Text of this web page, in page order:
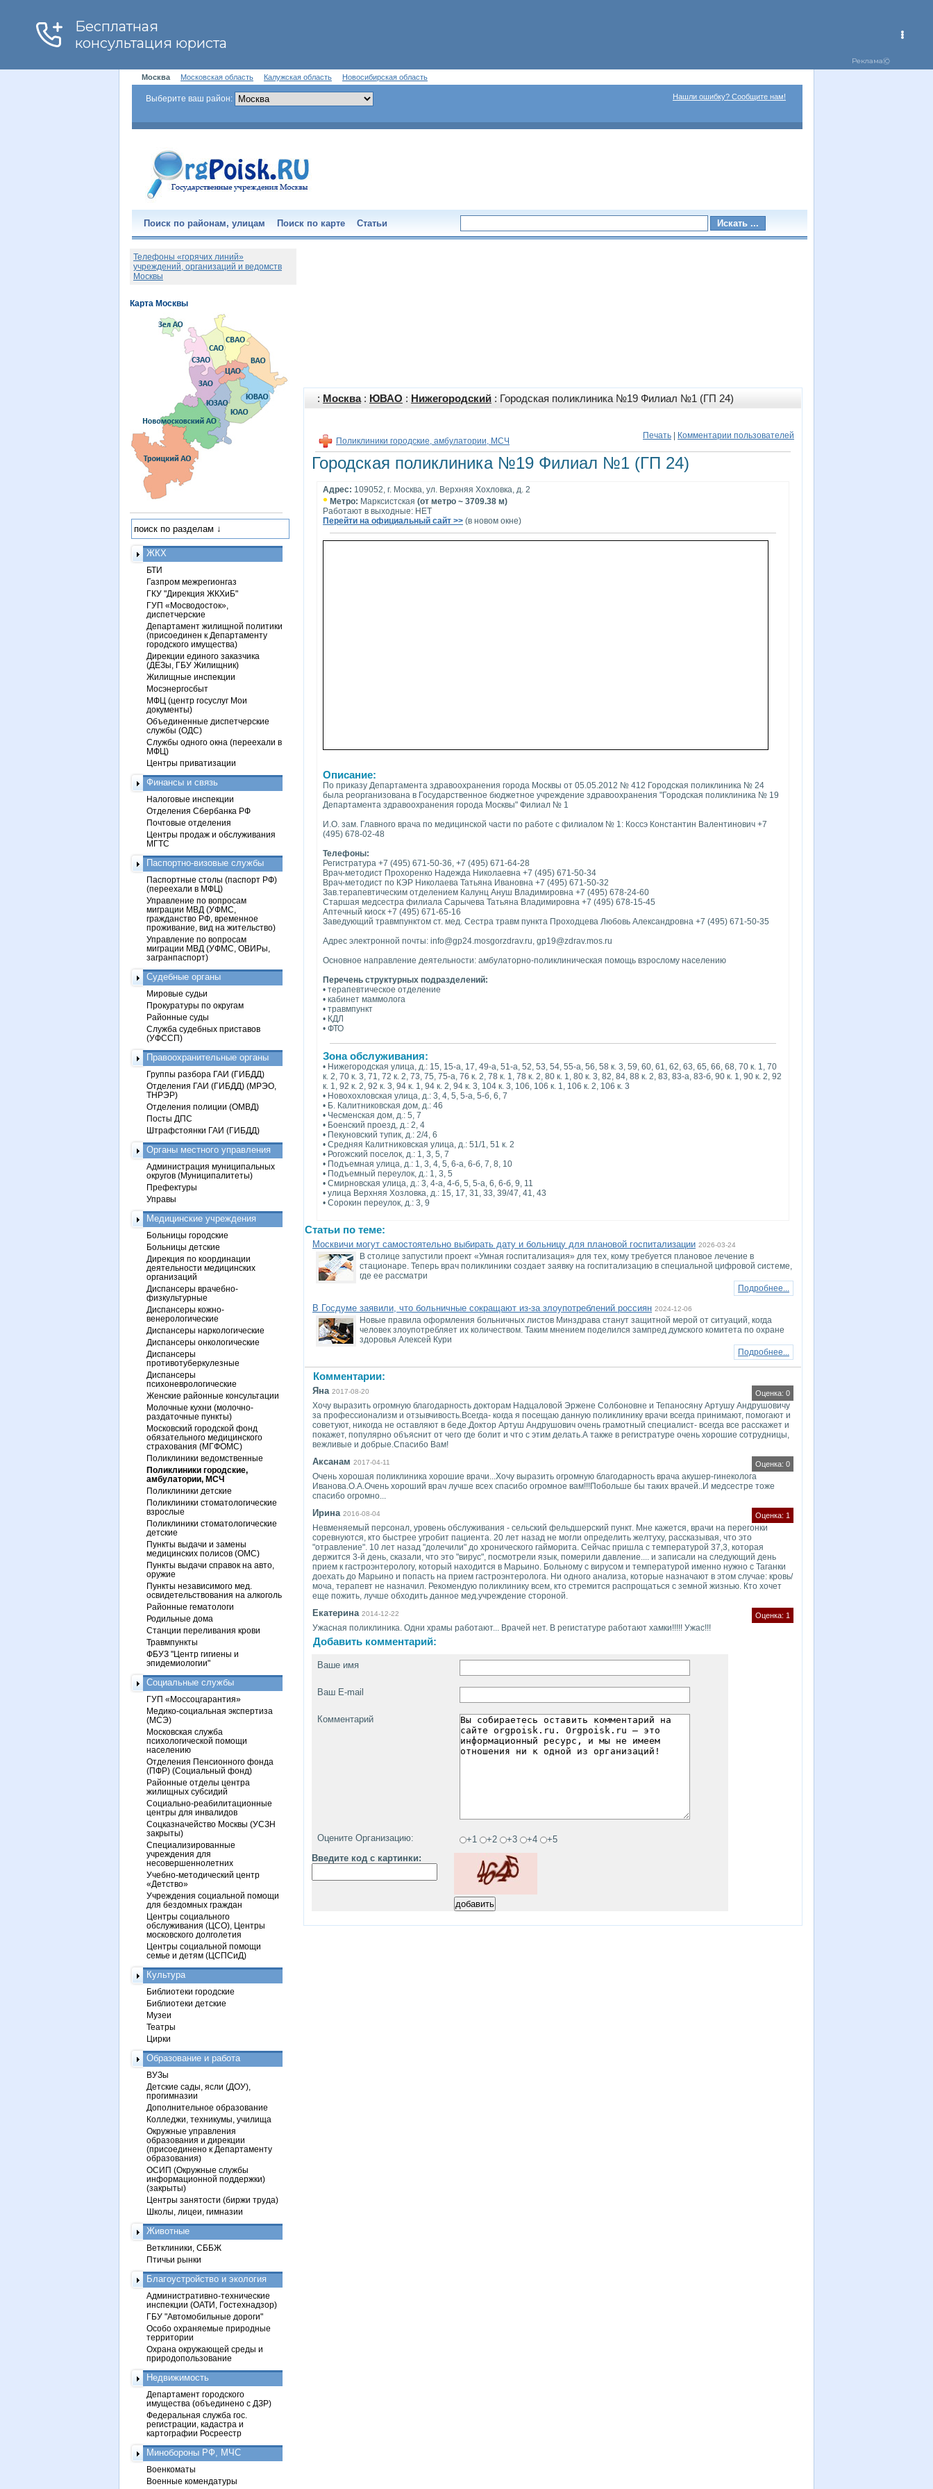
Москва Московская область Калужская область Новосибирская область
Выберите ваш район: Нашли ошибку? Сообщите нам!
Поиск по районам, улицам Поиск по карте Статьи
: Москва: ЮВАО : Нижегородский : Городская поликлиника №19 Филиал №1 (ГП 24)
Печать Комментарии пользователей
Поликлиники городские, амбулатории, МСЧ
Городская поликлиника №19 Филиал №1 (ГП 24)
Адрес: 109052, г. Москва, ул. Верхняя Хохловка, д. 2
• Метро: Марксистская (от метро ~ 3709.38 м)
Работают в выходные: НЕТ
Перейти на официальный сайт >> (в новом окне)
Описание:
По приказу Департамента здравоохранения города Москвы от 05.05.2012 № 412 Городская поликлиника № 24
была реорганизована в Государственное бюджетное учреждение здравоохранения "Городская поликлиника № 19
Департамента здравоохранения города Москвы" Филиал № 1
И.О. зам. Главного врача по медицинской части по работе с филиалом № 1: Коссэ Константин Валентинович +7
(495) 678-02-48
Телефоны:
Регистратура +7 (495) 671-50-36, +7 (495) 671-64-28
Врач-методист Прохоренко Надежда Николаевна +7 (495) 671-50-34
Врач-методист по КЭР Николаева Татьяна Ивановна +7 (495) 671-50-32
Зав.терапевтическим отделением Калунц Ануш Владимировна +7 (495) 678-24-60
Старшая медсестра филиала Сарычева Татьяна Владимировна +7 (495) 678-15-45
Аптечный киоск +7 (495) 671-65-16
Заведующий травмпунктом ст. мед. Сестра травм пункта Проходцева Любовь Александровна +7 (495) 671-50-35
Адрес электронной почты: info@gp24.mosgorzdrav.ru, gp19@zdrav.mos.ru
Основное направление деятельности: амбулаторно-поликлиническая помощь взрослому населению
Перечень структурных подразделений:
• терапевтическое отделение
• кабинет маммолога
• травмпункт
• КДЛ
• ФТО
Зона обслуживания:
• Нижегородская улица, д.: 15, 15-а, 17, 49-а, 51-а, 52, 53, 54, 55-а, 56, 58 к. 3, 59, 60, 61, 62, 63, 65, 66, 68, 70 к. 1, 70
к. 2, 70 к. 3, 71, 72 к. 2, 73, 75, 75-а, 76 к. 2, 78 к. 1, 78 к. 2, 80 к. 1, 80 к. 3, 82, 84, 88 к. 2, 83, 83-а, 83-б, 90 к. 1, 90 к. 2, 92
к. 1, 92 к. 2, 92 к. 3, 94 к. 1, 94 к. 2, 94 к. 3, 104 к. 3, 106, 106 к. 1, 106 к. 2, 106 к. 3
• Новохохловская улица, д.: 3, 4, 5, 5-а, 5-б, 6, 7
• Б. Калитниковская дом, д.: 46
• Чесменская дом, д.: 5, 7
• Боенский проезд, д.: 2, 4
• Пекуновский тупик, д.: 2/4, 6
• Средняя Калитниковская улица, д.: 51/1, 51 к. 2
• Рогожский поселок, д.: 1, 3, 5, 7
• Подъемная улица, д.: 1, 3, 4, 5, 6-а, 6-б, 7, 8, 10
• Подъемный переулок, д.: 1, 3, 5
• Смирновская улица, д.: 3, 4-а, 4-б, 5, 5-а, 6, 6-б, 9, 11
• улица Верхняя Хозловка, д.: 15, 17, 31, 33, 39/47, 41, 43
• Сорокин переулок, д.: 3, 9
Статьи по теме:
Москвичи могут самостоятельно выбирать дату и больницу для плановой госпитализации 2026-03-24
В столице запустили проект «Умная госпитализация» для тех, кому требуется плановое лечение в
стационаре. Теперь врач поликлиники создает заявку на госпитализацию в специальной цифровой системе,
где ее рассматри
Подробнее...
В Госдуме заявили, что больничные сокращают из-за злоупотреблений россиян 2024-12-06
Новые правила оформления больничных листов Минздрава станут защитной мерой от ситуаций, когда
человек злоупотребляет их количеством. Таким мнением поделился зампред думского комитета по охране
здоровья Алексей Кури
Подробнее...
Комментарии:
Оценка: 0
Яна 2017-08-20
Хочу выразить огромную благодарность докторам Надцаловой Эржене Солбоновне и Тепаносяну Артушу Андрушовичу
за профессионализм и отзывчивость.Всегда- когда я посещаю данную поликлинику врачи всегда принимают, помогают и
советуют, никогда не оставляют в беде.Доктор Артуш Андрушович очень грамотный специалист- всегда все расскажет и
покажет, популярно объяснит от чего где болит и что с этим делать.А также в регистратуре очень хорошие сотрудницы,
вежливые и добрые.Спасибо Вам!
Оценка: 0
Аксанам 2017-04-11
Очень хорошая поликлиника хорошие врачи...Хочу выразить огромную благодарность врача акушер-гинеколога
Иванова.О.А.Очень хороший врач лучше всех спасибо огромное вам!!!Побольше бы таких врачей..И медсестре тоже
спасибо огромно...
Оценка: 1
Ирина 2016-08-04
Невменяемый персонал, уровень обслуживания - сельский фельдшерский пункт. Мне кажется, врачи на перегонки
соревнуются, кто быстрее угробит пациента. 20 лет назад не могли определить желтуху, рассказывая, что это
"отравление". 10 лет назад "долечили" до хронического гайморита. Сейчас пришла с температурой 37,3, которая
держится 3-й день, сказали, что это "вирус", посмотрели язык, померили давление.... и записали на следующий день
прием к гастроэнтерологу, который находится в Марьино. Больному с вирусом и температурой именно нужно с Таганки
доехать до Марьино и попасть на прием гастроэнтеролога. Ни одного анализа, которые назначают в этом случае: кровь/
моча, терапевт не назначил. Рекомендую поликлинику всем, кто стремится распрощаться с земной жизнью. Кто хочет
еще пожить, лучше обходить данное мед.учреждение стороной.
Оценка: 1
Екатерина 2014-12-22
Ужасная поликлиника. Одни храмы работают... Врачей нет. В регистатуре работают хамки!!!!! Ужас!!!
Добавить комментарий:
Ваше имя
Ваш E-mail
Комментарий
Оцените Организацию: +1 +2 +3 +4
+5
Введите код с картинки:
Телефоны «горячих линий»
учреждений, организаций и ведомств
Москвы
ЖКХ
БТИ
Газпром межрегионгаз
ГКУ "Дирекция ЖКХиБ"
ГУП «Мосводосток»,
диспетчерские
Департамент жилищной политики
(присоединен к Департаменту
городского имущества)
Дирекции единого заказчика
(ДЕЗы, ГБУ Жилищник)
Жилищные инспекции
Мосэнергосбыт
МФЦ (центр госуслуг Мои
документы)
Объединенные диспетчерские
службы (ОДС)
Службы одного окна (переехали в
МФЦ)
Центры приватизации
Финансы и связь
Налоговые инспекции
Отделения Сбербанка РФ
Почтовые отделения
Центры продаж и обслуживания
МГТС
Паспортно-визовые службы
Паспортные столы (паспорт РФ)
(переехали в МФЦ)
Управление по вопросам
миграции МВД (УФМС,
гражданство РФ, временное
проживание, вид на жительство)
Управление по вопросам
миграции МВД (УФМС, ОВИРы,
загранпаспорт)
Судебные органы
Мировые судьи
Прокуратуры по округам
Районные суды
Служба судебных приставов
(УФССП)
Правоохранительные органы
Группы разбора ГАИ (ГИБДД)
Отделения ГАИ (ГИБДД) (МРЭО,
ТНРЭР)
Отделения полиции (ОМВД)
Посты ДПС
Штрафстоянки ГАИ (ГИБДД)
Органы местного управления
Администрация муниципальных
округов (Муниципалитеты)
Префектуры
Управы
Медицинские учреждения
Больницы городские
Больницы детские
Дирекция по координации
деятельности медицинских
организаций
Диспансеры врачебно-
физкультурные
Диспансеры кожно-
венерологические
Диспансеры наркологические
Диспансеры онкологические
Диспансеры
противотуберкулезные
Диспансеры
психоневрологические
Женские районные консультации
Молочные кухни (молочно-
раздаточные пункты)
Московский городской фонд
обязательного медицинского
страхования (МГФОМС)
Поликлиники ведомственные
Поликлиники городские,
амбулатории, МСЧ
Поликлиники детские
Поликлиники стоматологические
взрослые
Поликлиники стоматологические
детские
Пункты выдачи и замены
медицинских полисов (ОМС)
Пункты выдачи справок на авто,
оружие
Пункты независимого мед.
освидетельствования на алкоголь
Районные гематологи
Родильные дома
Станции переливания крови
Травмпункты
ФБУЗ "Центр гигиены и
эпидемиологии"
Социальные службы
ГУП «Моссоцгарантия»
Медико-социальная экспертиза
(МСЭ)
Московская служба
психологической помощи
населению
Отделения Пенсионного фонда
(ПФР) (Социальный фонд)
Районные отделы центра
жилищных субсидий
Социально-реабилитационные
центры для инвалидов
Соцказначейство Москвы (УСЗН
закрыты)
Специализированные
учреждения для
несовершеннолетних
Учебно-методический центр
«Детство»
Учреждения социальной помощи
для бездомных граждан
Центры социального
обслуживания (ЦСО), Центры
московского долголетия
Центры социальной помощи
семье и детям (ЦСПСиД)
Культура
Библиотеки городские
Библиотеки детские
Музеи
Театры
Цирки
Образование и работа
ВУЗы
Детские сады, ясли (ДОУ),
прогимназии
Дополнительное образование
Колледжи, техникумы, училища
Окружные управления
образования и дирекции
(присоединено к Департаменту
образования)
ОСИП (Окружные службы
информационной поддержки)
(закрыты)
Центры занятости (биржи труда)
Школы, лицеи, гимназии
Животные
Ветклиники, СББЖ
Птичьи рынки
Благоустройство и экология
Административно-технические
инспекции (ОАТИ, Гостехнадзор)
ГБУ "Автомобильные дороги"
Особо охраняемые природные
территории
Охрана окружающей среды и
природопользование
Недвижимость
Департамент городского
имущества (объединено с ДЗР)
Федеральная служба гос.
регистрации, кадастра и
картографии Росреестр
Минобороны РФ, МЧС
Военкоматы
Военные комендатуры